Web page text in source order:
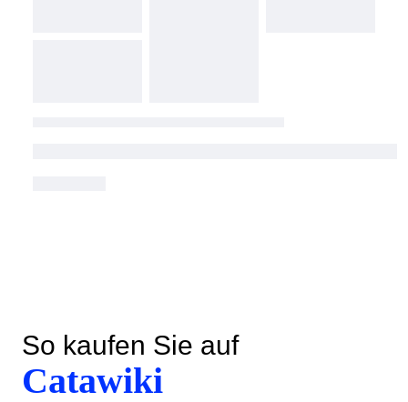
So kaufen Sie auf
Catawiki